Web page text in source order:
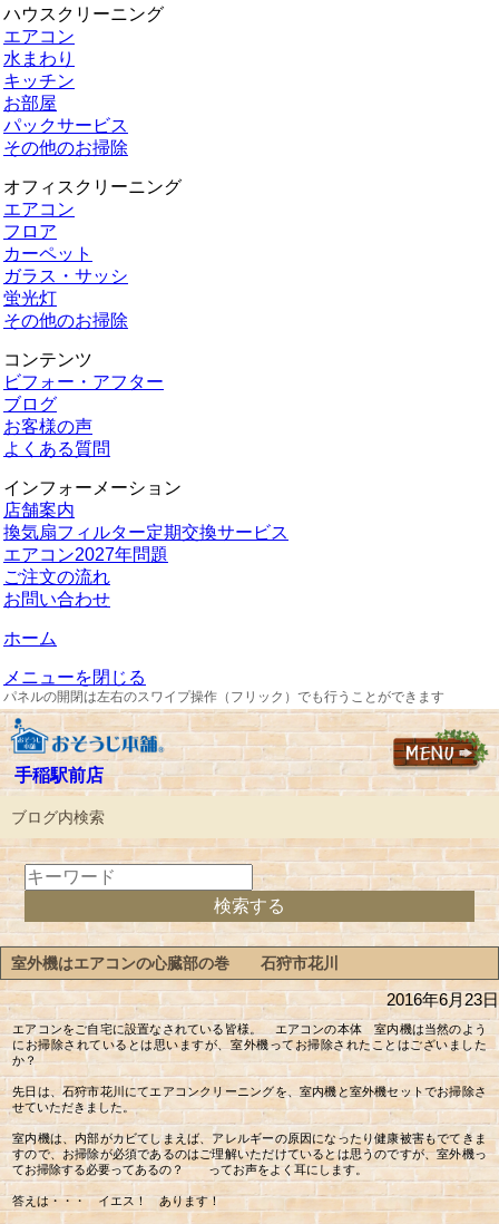
ハウスクリーニング
エアコン
水まわり
キッチン
お部屋
パックサービス
その他のお掃除
オフィスクリーニング
エアコン
フロア
カーペット
ガラス・サッシ
蛍光灯
その他のお掃除
コンテンツ
ビフォー・アフター
ブログ
お客様の声
よくある質問
インフォーメーション
店舗案内
換気扇フィルター定期交換サービス
エアコン2027年問題
ご注文の流れ
お問い合わせ
ホーム
メニューを閉じる
パネルの開閉は左右のスワイプ操作（フリック）でも行うことができます
手稲駅前店
ブログ内検索
室外機はエアコンの心臓部の巻 石狩市花川
2016年6月23日
エアコンをご自宅に設置なされている皆様。 エアコンの本体 室内機は当然のよう
にお掃除されているとは思いますが、室外機ってお掃除されたことはございました
か？
先日は、石狩市花川にてエアコンクリーニングを、室内機と室外機セットでお掃除さ
せていただきました。
室内機は、内部がカビてしまえば、アレルギーの原因になったり健康被害もでてきま
すので、お掃除が必須であるのはご理解いただけているとは思うのですが、室外機っ
てお掃除する必要ってあるの？ ってお声をよく耳にします。
答えは・・・ イエス！ あります！